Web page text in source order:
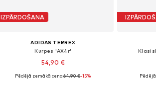
IZPĀRDOŠANA
ADIDAS TERREX
Kurpes 'AX4r'
54,90 €
Pieejamie izmēri: 22, 23,5, 36,5-37
Pēdējā zemākā cena:64,90 €-15%